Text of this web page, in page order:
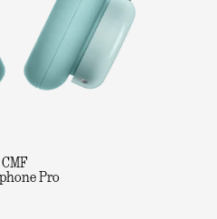
CMF
Pro